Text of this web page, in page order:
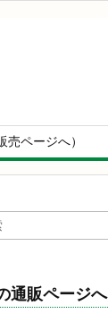
ページへ）
通販ページへ